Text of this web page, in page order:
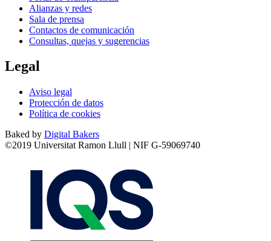
Alianzas y redes
Sala de prensa
Contactos de comunicación
Consultas, quejas y sugerencias
Legal
Aviso legal
Protección de datos
Política de cookies
Baked by Digital Bakers
©2019 Universitat Ramon Llull | NIF G-59069740